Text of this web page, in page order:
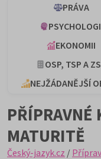
PRÁVA
EKONOMII
OSP, TSP A
NEJŽÁDANĚJŠÍ
PŘÍPRAVNÉ
MATURITĚ
Český-jazyk.cz /